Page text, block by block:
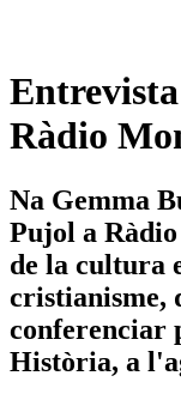
Ràdio
Na Gemma
Pujol a
de la cultura
cristianisme,
conferenciar
Història, a